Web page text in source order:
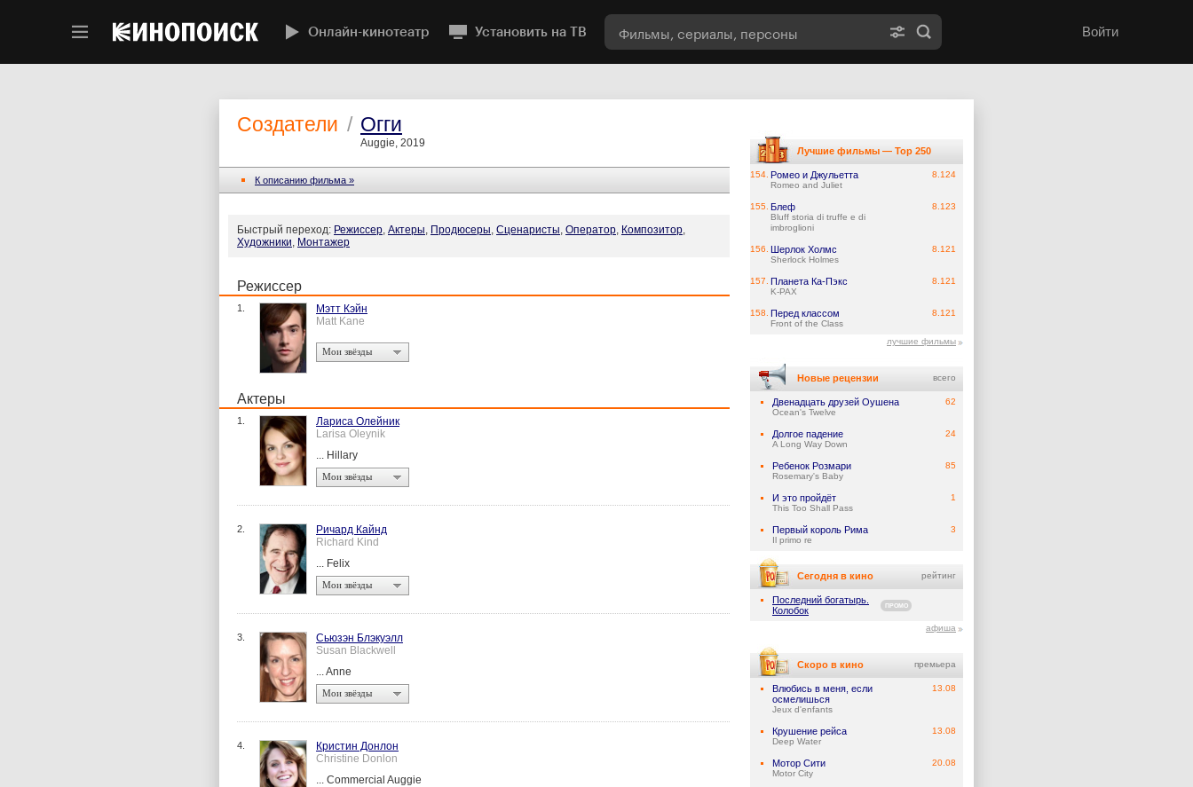
Онлайн-кинотеатр Установить на ТВ Войти
Создатели / Огги
Auggie, 2019
К описанию фильма »
Быстрый переход: Режиссер, Актеры, Продюсеры, Сценаристы, Оператор, Композитор,
Художники, Монтажер
Режиссер
1.
Мэтт Кэйн
Matt Kane
Мои звёзды
Актеры
1.
Лариса Олейник
Larisa Oleynik
... Hillary
Мои звёзды
2.
Ричард Кайнд
Richard Kind
... Felix
Мои звёзды
3.
Сьюзэн Блэкуэлл
Susan Blackwell
... Anne
Мои звёзды
4.
Кристин Донлон
Christine Donlon
... Commercial Auggie
Лучшие фильмы — Top 250
154. Ромео и Джульетта
Romeo and Juliet
8.124
155. Блеф
Bluff storia di truffe e di
imbroglioni
8.123
156. Шерлок Холмс
Sherlock Holmes
8.121
157. Планета Ка-Пэкс
K-PAX
8.121
158. Перед классом
Front of the Class
8.121
лучшие фильмы
Новые рецензии всего
Двенадцать друзей Оушена
Ocean's Twelve
62
Долгое падение
A Long Way Down
24
Ребенок Розмари
Rosemary's Baby
85
И это пройдёт
This Too Shall Pass
1
Первый король Рима
Il primo re
3
Сегодня в кино рейтинг
Последний богатырь.
Колобок
ПРОМО
афиша
Скоро в кино премьера
Влюбись в меня, если
осмелишься
Jeux d'enfants
13.08
Крушение рейса
Deep Water
13.08
Мотор Сити
Motor City
20.08